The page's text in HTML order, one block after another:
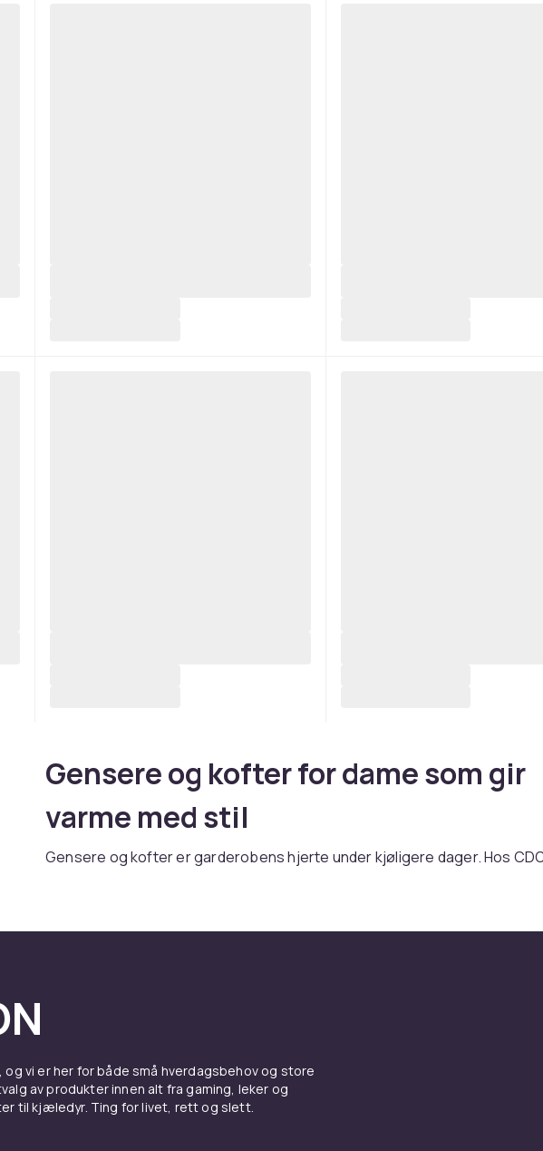
Gensere og kofter for dame som gir
varme med stil
Gensere og kofter er garderobens hjerte under kjøligere dager. Hos
Strikk og kofter
Strikkede gensere i merinoull gir oppkledd komfort. Kofter med glidelås
knapper er praktiske lag. Oversized strikk gir omboet look.
vi er her for både små hverdagsbehov og store
av produkter innen alt fra gaming, leker og
til kjæledyr. Ting for livet, rett og slett.